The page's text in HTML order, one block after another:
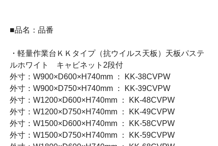
■品名：品番
・軽量作業台ＫＫタイプ（抗ウイルス天板）天板パステ
ルホワイト キャビネット2段付
外寸：W900×D600×H740mm ： KK-38CVPW
外寸：W900×D750×H740mm ： KK-39CVPW
外寸：W1200×D600×H740mm ： KK-48CVPW
外寸：W1200×D750×H740mm ： KK-49CVPW
外寸：W1500×D600×H740mm ： KK-58CVPW
外寸：W1500×D750×H740mm ： KK-59CVPW